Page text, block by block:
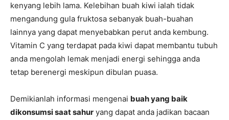
kenyang lebih lama. Kelebihan buah kiwi ialah tidak
mengandung gula fruktosa sebanyak buah-buahan
lainnya yang dapat menyebabkan perut anda kembung.
Vitamin C yang terdapat pada kiwi dapat membantu tubuh
anda mengolah lemak menjadi energi sehingga anda
tetap berenergi meskipun dibulan puasa.
Demikianlah informasi mengenai buah yang baik
dikonsumsi saat sahur yang dapat anda jadikan bacaan